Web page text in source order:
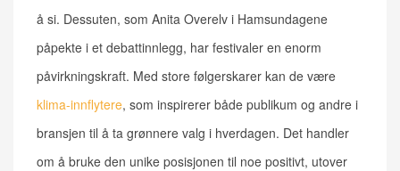
å si. Dessuten, som Anita Overelv i Hamsundagene
påpekte i et debattinnlegg, har festivaler en enorm
påvirkningskraft. Med store følgerskarer kan de være
klima-innflytere, som inspirerer både publikum og andre i
bransjen til å ta grønnere valg i hverdagen. Det handler
om å bruke den unike posisjonen til noe positivt, utover